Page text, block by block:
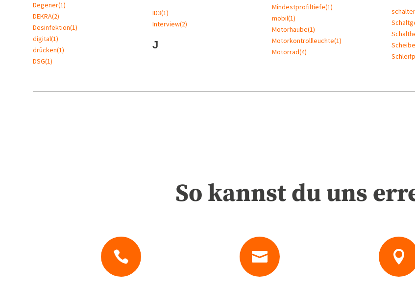
Degener(1)
DEKRA(2)
Desinfektion(1)
digital(1)
drücken(1)
DSG(1)
ID3(1)
Interview(2)
J
Mindestprofiltiefe(1)
mobil(1)
Motorhaube(1)
Motorkontrollleuchte(1)
Motorrad(4)
So kannst du uns
  